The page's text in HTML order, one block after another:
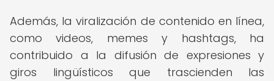
Además, la viralización de contenido en línea,
como videos, memes y hashtags, ha
contribuido a la difusión de expresiones y
giros lingüísticos que trascienden las